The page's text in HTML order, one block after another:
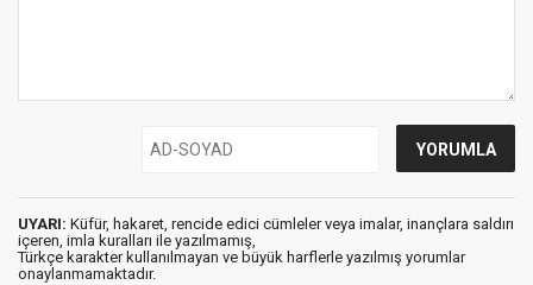
UYARI: Küfür, hakaret, rencide edici cümleler veya imalar, inançlara saldırı
içeren, imla kuralları ile yazılmamış,
Türkçe karakter kullanılmayan ve büyük harflerle yazılmış yorumlar
onaylanmamaktadır.